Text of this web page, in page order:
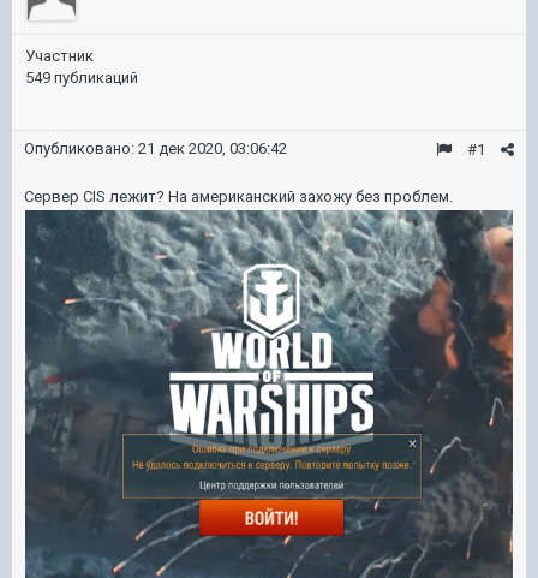
Участник
549 публикаций
#1
Опубликовано: 21 дек 2020, 03:06:42
Сервер CIS лежит? На американский захожу без проблем.